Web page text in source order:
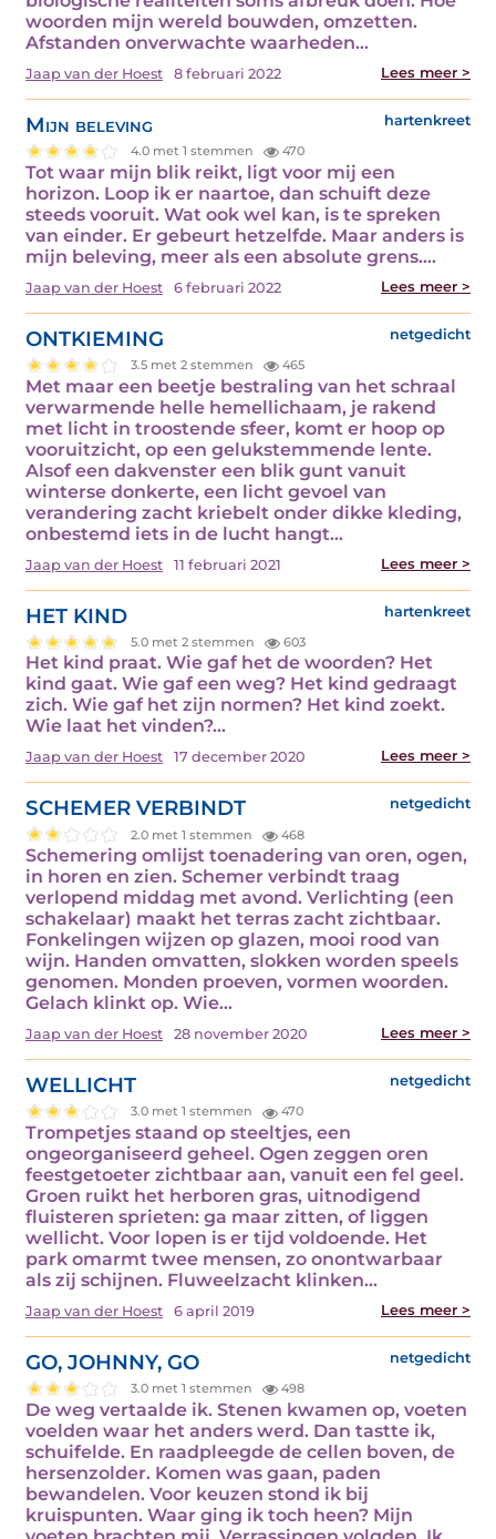
woorden mijn wereld bouwden, omzetten.
Afstanden onverwachte waarheden…
Jaap van der Hoest 8 februari 2022 Lees meer >
Mijn beleving hartenkreet
4.0 met 1 stemmen 470
Tot waar mijn blik reikt, ligt voor mij een
horizon. Loop ik er naartoe, dan schuift deze
steeds vooruit. Wat ook wel kan, is te spreken
van einder. Er gebeurt hetzelfde. Maar anders is
mijn beleving, meer als een absolute grens.…
Jaap van der Hoest 6 februari 2022 Lees meer >
ONTKIEMING netgedicht
3.5 met 2 stemmen 465
Met maar een beetje bestraling van het schraal
verwarmende helle hemellichaam, je rakend
met licht in troostende sfeer, komt er hoop op
vooruitzicht, op een gelukstemmende lente.
Alsof een dakvenster een blik gunt vanuit
winterse donkerte, een licht gevoel van
verandering zacht kriebelt onder dikke kleding,
onbestemd iets in de lucht hangt…
Jaap van der Hoest 11 februari 2021 Lees meer >
HET KIND hartenkreet
5.0 met 2 stemmen 603
Het kind praat. Wie gaf het de woorden? Het
kind gaat. Wie gaf een weg? Het kind gedraagt
zich. Wie gaf het zijn normen? Het kind zoekt.
Wie laat het vinden?…
Jaap van der Hoest 17 december 2020 Lees meer >
SCHEMER VERBINDT netgedicht
2.0 met 1 stemmen 468
Schemering omlijst toenadering van oren, ogen,
in horen en zien. Schemer verbindt traag
verlopend middag met avond. Verlichting (een
schakelaar) maakt het terras zacht zichtbaar.
Fonkelingen wijzen op glazen, mooi rood van
wijn. Handen omvatten, slokken worden speels
genomen. Monden proeven, vormen woorden.
Gelach klinkt op. Wie…
Jaap van der Hoest 28 november 2020 Lees meer >
WELLICHT netgedicht
3.0 met 1 stemmen 470
Trompetjes staand op steeltjes, een
ongeorganiseerd geheel. Ogen zeggen oren
feestgetoeter zichtbaar aan, vanuit een fel geel.
Groen ruikt het herboren gras, uitnodigend
fluisteren sprieten: ga maar zitten, of liggen
wellicht. Voor lopen is er tijd voldoende. Het
park omarmt twee mensen, zo onontwarbaar
als zij schijnen. Fluweelzacht klinken…
Jaap van der Hoest 6 april 2019 Lees meer >
GO, JOHNNY, GO netgedicht
3.0 met 1 stemmen 498
De weg vertaalde ik. Stenen kwamen op, voeten
voelden waar het anders werd. Dan tastte ik,
schuifelde. En raadpleegde de cellen boven, de
hersenzolder. Komen was gaan, paden
bewandelen. Voor keuzen stond ik bij
kruispunten. Waar ging ik toch heen? Mijn